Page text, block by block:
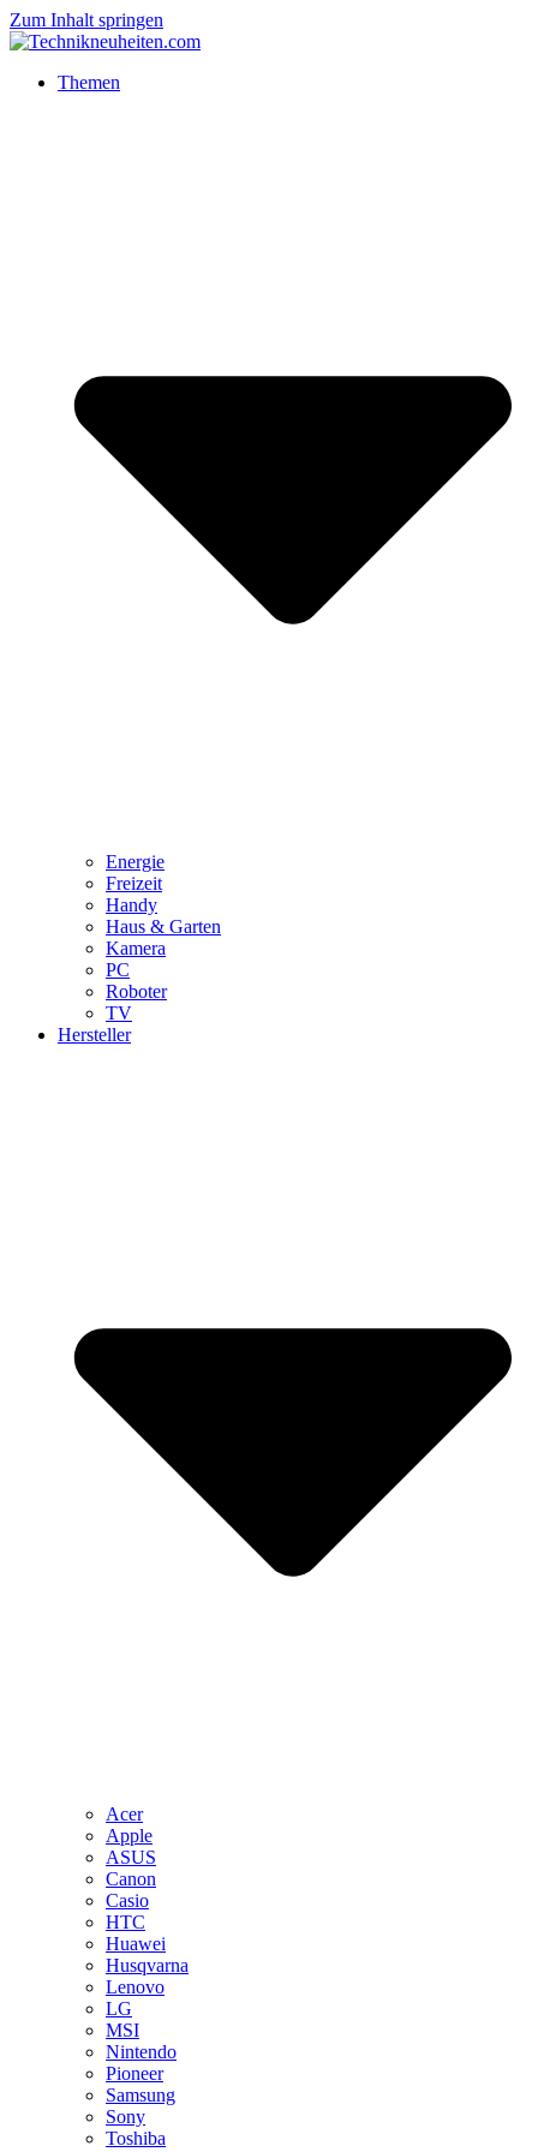
Zum Inhalt springen
Themen
Energie
Freizeit
Handy
Haus & Garten
Kamera
PC
Roboter
TV
Hersteller
Acer
Apple
ASUS
Canon
Casio
HTC
Huawei
Husqvarna
Lenovo
LG
MSI
Nintendo
Pioneer
Samsung
Sony
Toshiba